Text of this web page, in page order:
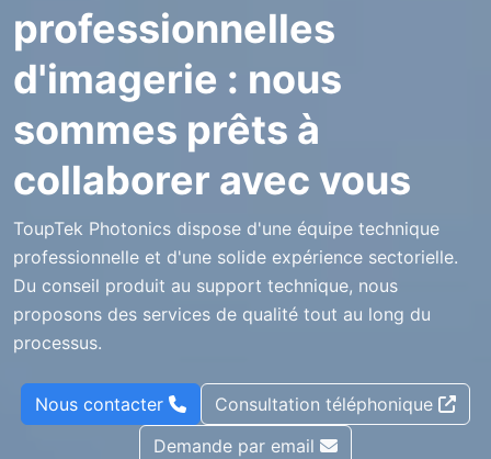
professionnelles
d'imagerie : nous
sommes prêts à
collaborer avec vous
ToupTek Photonics dispose d'une équipe technique
professionnelle et d'une solide expérience sectorielle.
Du conseil produit au support technique, nous
proposons des services de qualité tout au long du
processus.
Nous contacter
Consultation téléphonique
Demande par email